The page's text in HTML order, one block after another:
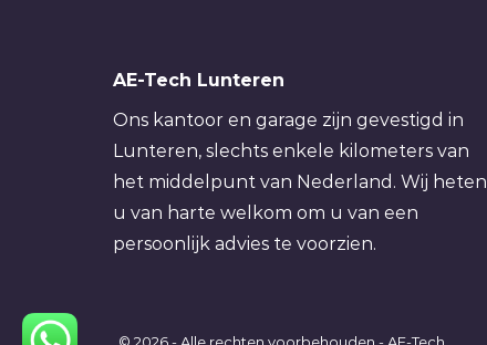
AE-Tech Lunteren
Ons kantoor en garage zijn gevestigd in
Lunteren, slechts enkele kilometers van
het middelpunt van Nederland. Wij heten
u van harte welkom om u van een
persoonlijk advies te voorzien.